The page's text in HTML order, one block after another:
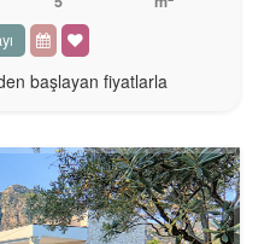
başlayan fiyatlarla